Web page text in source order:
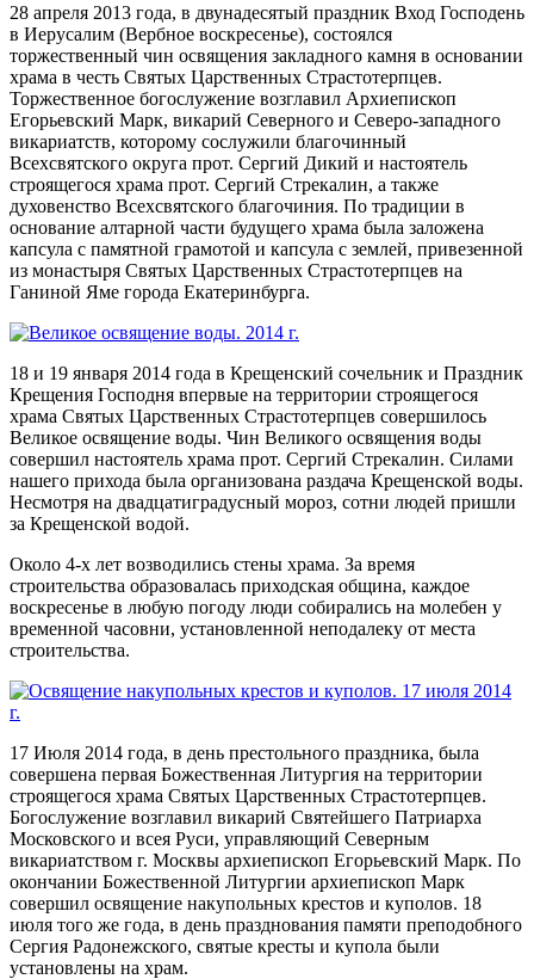
28 апреля 2013 года, в двунадесятый праздник Вход Господень
в Иерусалим (Вербное воскресенье), состоялся
торжественный чин освящения закладного камня в основании
храма в честь Святых Царственных Страстотерпцев.
Торжественное богослужение возглавил Архиепископ
Егорьевский Марк, викарий Северного и Северо-западного
викариатств, которому сослужили благочинный
Всехсвятского округа прот. Сергий Дикий и настоятель
строящегося храма прот. Сергий Стрекалин, а также
духовенство Всехсвятского благочиния. По традиции в
основание алтарной части будущего храма была заложена
капсула с памятной грамотой и капсула с землей, привезенной
из монастыря Святых Царственных Страстотерпцев на
Ганиной Яме города Екатеринбурга.
18 и 19 января 2014 года в Крещенский сочельник и Праздник
Крещения Господня впервые на территории строящегося
храма Святых Царственных Страстотерпцев совершилось
Великое освящение воды. Чин Великого освящения воды
совершил настоятель храма прот. Сергий Стрекалин. Силами
нашего прихода была организована раздача Крещенской воды.
Несмотря на двадцатиградусный мороз, сотни людей пришли
за Крещенской водой.
Около 4-х лет возводились стены храма. За время
строительства образовалась приходская община, каждое
воскресенье в любую погоду люди собирались на молебен у
временной часовни, установленной неподалеку от места
строительства.
17 Июля 2014 года, в день престольного праздника, была
совершена первая Божественная Литургия на территории
строящегося храма Святых Царственных Страстотерпцев.
Богослужение возглавил викарий Святейшего Патриарха
Московского и всея Руси, управляющий Северным
викариатством г. Москвы архиепископ Егорьевский Марк. По
окончании Божественной Литургии архиепископ Марк
совершил освящение накупольных крестов и куполов. 18
июля того же года, в день празднования памяти преподобного
Сергия Радонежского, святые кресты и купола были
установлены на храм.